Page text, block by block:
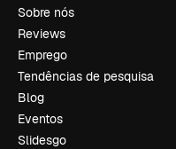
Sobre nós
Reviews
Emprego
Tendências de pesquisa
Blog
Eventos
Slidesgo